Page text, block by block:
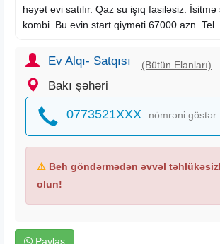
həyət evi satılır. Qaz su işıq fasiləsiz.
kombi. Bu evin start qiyməti 67000 azn. Tel
Ev Alqı- Satqısı (Bütün Elanları)
Bakı şəhəri
0773521XXX nömrəni göstər
⚠ Beh göndərmədən əvvəl
olun!
Paylaş